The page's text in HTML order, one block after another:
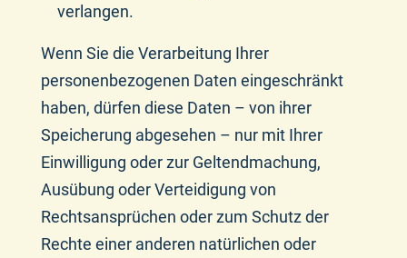
verlangen.
Wenn Sie die Verarbeitung Ihrer
personenbezogenen Daten eingeschränkt
haben, dürfen diese Daten – von ihrer
Speicherung abgesehen – nur mit Ihrer
Einwilligung oder zur Geltendmachung,
Ausübung oder Verteidigung von
Rechtsansprüchen oder zum Schutz der
Rechte einer anderen natürlichen oder